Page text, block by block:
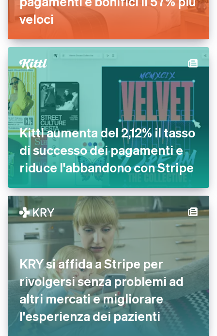
veloci
Kittl aumenta del 2,12% il tasso
di successo dei pagamenti e
riduce l'abbandono con Stripe
KRY si affida a Stripe per
rivolgersi senza problemi ad
altri mercati e migliorare
l'esperienza dei pazienti